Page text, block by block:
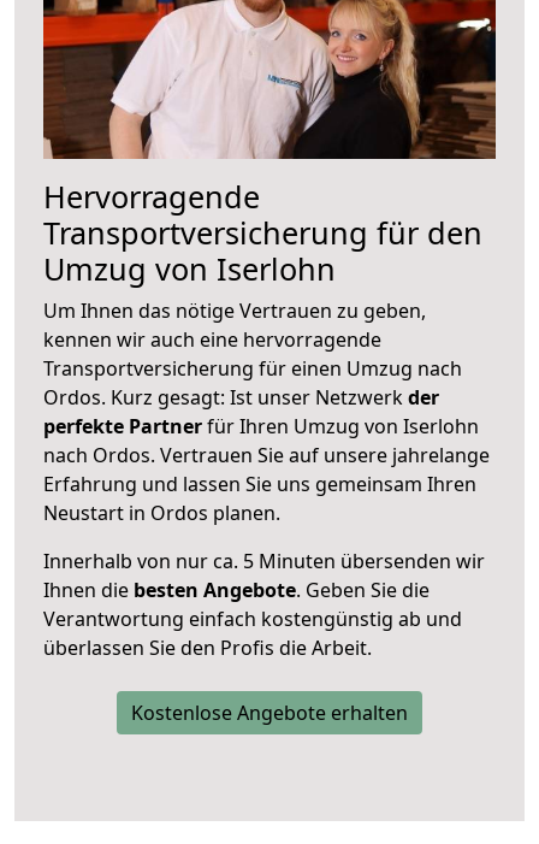
Hervorragende
Transportversicherung für den
Umzug von Iserlohn
Um Ihnen das nötige Vertrauen zu geben,
kennen wir auch eine hervorragende
Transportversicherung für einen Umzug nach
Ordos. Kurz gesagt: Ist unser Netzwerkder
perfekte Partnerfür Ihren Umzug von Iserlohn
nach Ordos. Vertrauen Sie auf unsere jahrelange
Erfahrung und lassen Sie uns gemeinsam Ihren
Neustart in Ordos planen.
Innerhalb von nur ca. 5 Minuten übersenden wir
Ihnen die besten Angebote. Geben Sie die
Verantwortung einfach kostengünstig ab und
überlassen Sie den Profis die Arbeit.
Kostenlose Angebote erhalten